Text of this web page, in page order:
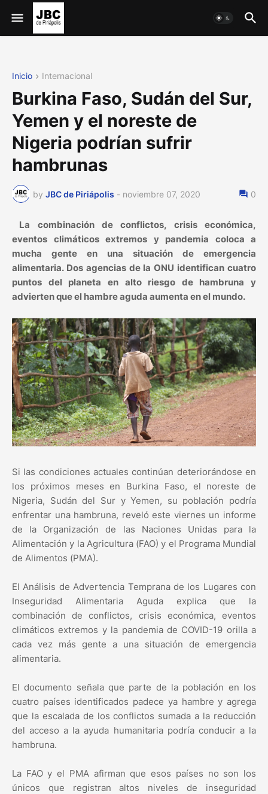
Inicio Internacional
Burkina Faso, Sudán del Sur,
Yemen y el noreste de
Nigeria podrían sufrir
hambrunas
by JBC de Piriápolis - noviembre 07, 2020 0
La combinación de conflictos, crisis económica,
eventos climáticos extremos y pandemia coloca a
mucha gente en una situación de emergencia
alimentaria. Dos agencias de la ONU identifican cuatro
puntos del planeta en alto riesgo de hambruna y
advierten que el hambre aguda aumenta en el mundo.
Si las condiciones actuales continúan deteriorándose en
los próximos meses en Burkina Faso, el noreste de
Nigeria, Sudán del Sur y Yemen, su población podría
enfrentar una hambruna, reveló este viernes un informe
de la Organización de las Naciones Unidas para la
Alimentación y la Agricultura (FAO) y el Programa Mundial
de Alimentos (PMA).
El Análisis de Advertencia Temprana de los Lugares con
Inseguridad Alimentaria Aguda explica que la
combinación de conflictos, crisis económica, eventos
climáticos extremos y la pandemia de COVID-19 orilla a
cada vez más gente a una situación de emergencia
alimentaria.
El documento señala que parte de la población en los
cuatro países identificados padece ya hambre y agrega
que la escalada de los conflictos sumada a la reducción
del acceso a la ayuda humanitaria podría conducir a la
hambruna.
La FAO y el PMA afirman que esos países no son los
únicos que registran altos niveles de inseguridad